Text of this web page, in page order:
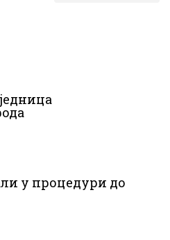
у процедури до